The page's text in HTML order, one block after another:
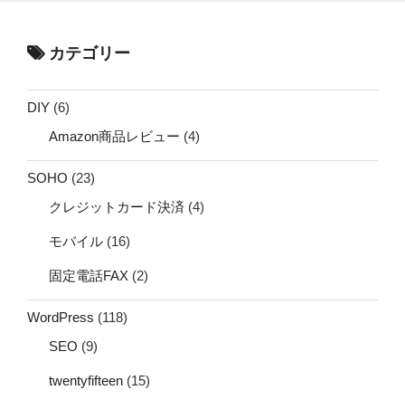
カテゴリー
DIY (6)
Amazon商品レビュー (4)
SOHO (23)
クレジットカード決済 (4)
モバイル (16)
固定電話FAX (2)
WordPress (118)
SEO (9)
twentyfifteen (15)